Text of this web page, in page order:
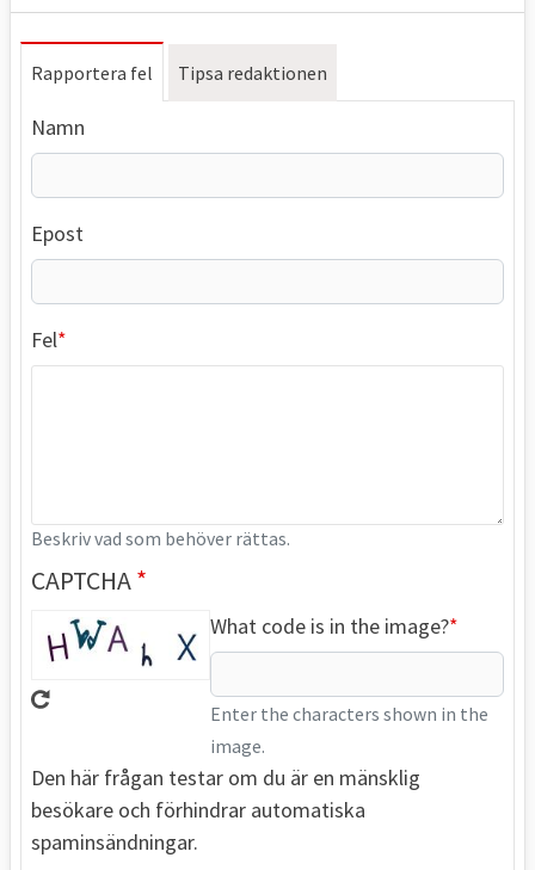
Rapportera fel Tipsa redaktionen
Namn
Epost
Fel
Beskriv vad som behöver rättas.
CAPTCHA
What code is in the image?
Enter the characters shown in the
image.
Den här frågan testar om du är en mänsklig
besökare och förhindrar automatiska
spaminsändningar.